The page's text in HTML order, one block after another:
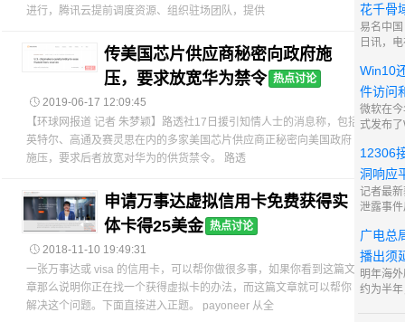
进行，腾讯云提前调度资源、组织驻场团队，提供
传美国芯片供应商秘密向政府施
压，要求放宽华为禁令 热点讨论
 2019-06-17 12:09:45
【环球网报道 记者 朱梦颖】路透社17日援引知情人士的消息称，包括
英特尔、高通及赛灵思在内的多家美国芯片供应商正秘密向美国政府
施压，要求后者放宽对华为的供货禁令。 路透
申请万事达虚拟信用卡免费获得实
体卡得25美金 热点讨论
 2018-11-10 19:49:31
一张万事达或 visa 的信用卡，可以帮你做很多事，如果你看到这篇文
章那么说明你正在找一个获得虚拟卡的办法，而这篇文章就可以帮你
解决这个问题。下面直接进入正题。 payoneer 从全
北京市
收寄制
用户出
花千骨
易名中
日讯，
本是冲
喜欢上
为小编
有，杀
Win10
件访问
微软在
式发布
操作系
也是备
为止，
术预览
12306
洞响应
记者最
泄露事
补天漏
赏征集
日下午
布微博
广电总
播出须
明年海
约为半